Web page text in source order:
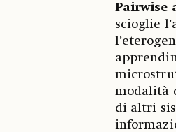
Pairwise
scioglie
modalità
di altri